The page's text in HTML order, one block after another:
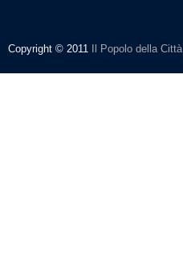
Copyright © 2011 Il Popolo della Città